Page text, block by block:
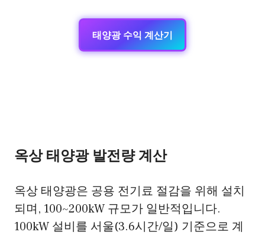
태양광 수익 계산기
옥상 태양광 발전량 계산
옥상 태양광은 공용 전기료 절감을 위해 설치
되며, 100~200kW 규모가 일반적입니다.
100kW 설비를 서울(3.6시간/일) 기준으로 계